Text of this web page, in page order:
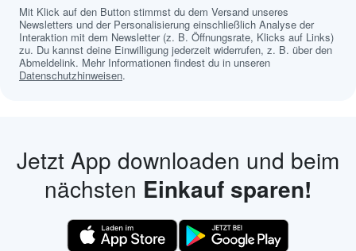
Mit Klick auf den Button stimmst du dem Versand unseres
Newsletters und der Personalisierung einschließlich Analyse der
Interaktion mit dem Newsletter (z. B. Öffnungsrate, Klicks auf Links)
zu. Du kannst deine Einwilligung jederzeit widerrufen, z. B. über den
Abmeldelink. Mehr Informationen findest du in unseren
Datenschutzhinweisen.
Jetzt App downloaden und beim
nächsten Einkauf sparen!